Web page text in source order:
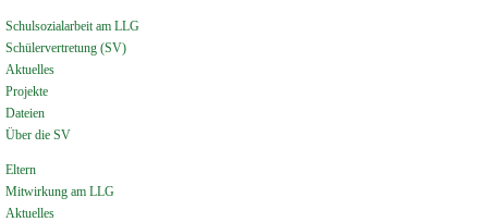
Schulsozialarbeit am LLG
Schülervertretung (SV)
Aktuelles
Projekte
Dateien
Über die SV
Eltern
Mitwirkung am LLG
Aktuelles